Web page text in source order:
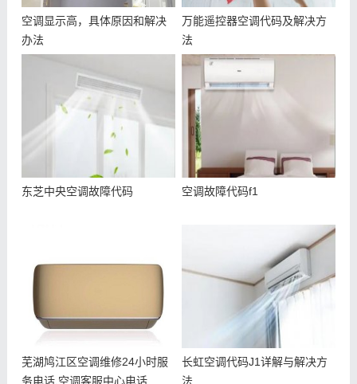
空调显示高，具体原因和解决
办法
万能遥控器空调代码及解决方
法
东芝中央空调故障代码 空调故障代码f1
芜湖鸠江区空调维修24小时服
务电话,空调客服中心电话
长虹空调代码J1详解与解决方
法